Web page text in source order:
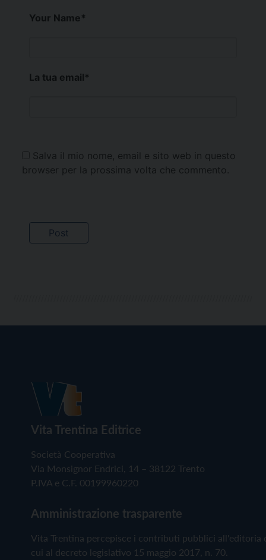
Your Name*
La tua email*
Salva il mio nome, email e sito web in questo
browser per la prossima volta che commento.
Vita Trentina Editrice
Società Cooperativa
Via Monsignor Endrici, 14 – 38122 Trento
P.IVA e C.F. 00199960220
Amministrazione trasparente
Vita Trentina percepisce i contributi pubblici all'editoria
cui al decreto legislativo 15 maggio 2017, n. 70.